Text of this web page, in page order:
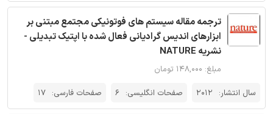
ترجمه مقاله سیستم های فوتونیکی مجتمع مبتنی بر
ابزارهای اندیس گرادیانی فعال شده با اپتیک تبدیلی -
نشریه NATURE
مبلغ: ۱۴۸,۰۰۰ تومان
سال انتشار: 2012 صفحات انگلیسی: 6 صفحات فارسی: 17